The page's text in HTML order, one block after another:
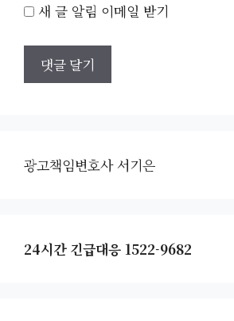
새 글 알림 이메일 받기
광고책임변호사 서기은
24시간 긴급대응 1522-9682